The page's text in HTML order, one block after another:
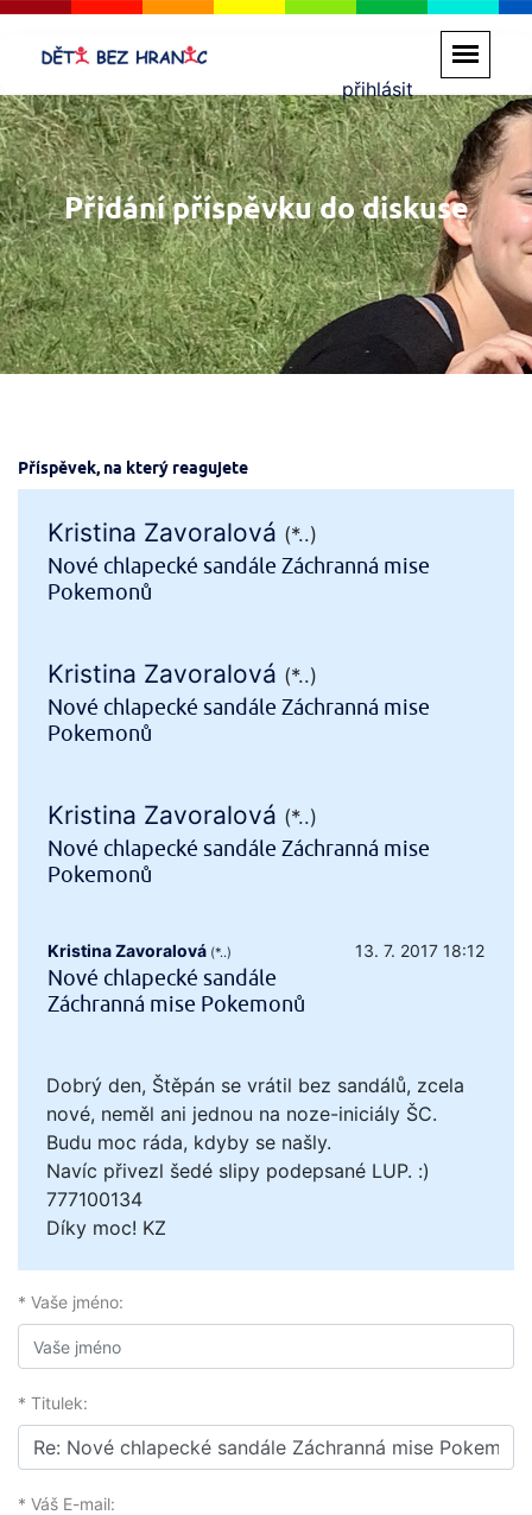
přihlásit
Přidání příspěvku do diskuse
Příspěvek, na který reagujete
Kristina Zavoralová (*..)
Nové chlapecké sandále Záchranná mise
Pokemonů
Kristina Zavoralová (*..)
Nové chlapecké sandále Záchranná mise
Pokemonů
Kristina Zavoralová (*..)
Nové chlapecké sandále Záchranná mise
Pokemonů
Kristina Zavoralová (*..) 13. 7. 2017 18:12
Nové chlapecké sandále
Záchranná mise Pokemonů
Dobrý den, Štěpán se vrátil bez sandálů, zcela
nové, neměl ani jednou na noze-iniciály ŠC.
Budu moc ráda, kdyby se našly.
Navíc přivezl šedé slipy podepsané LUP. :)
777100134
Díky moc! KZ
* Vaše jméno:
* Titulek:
* Váš E-mail: